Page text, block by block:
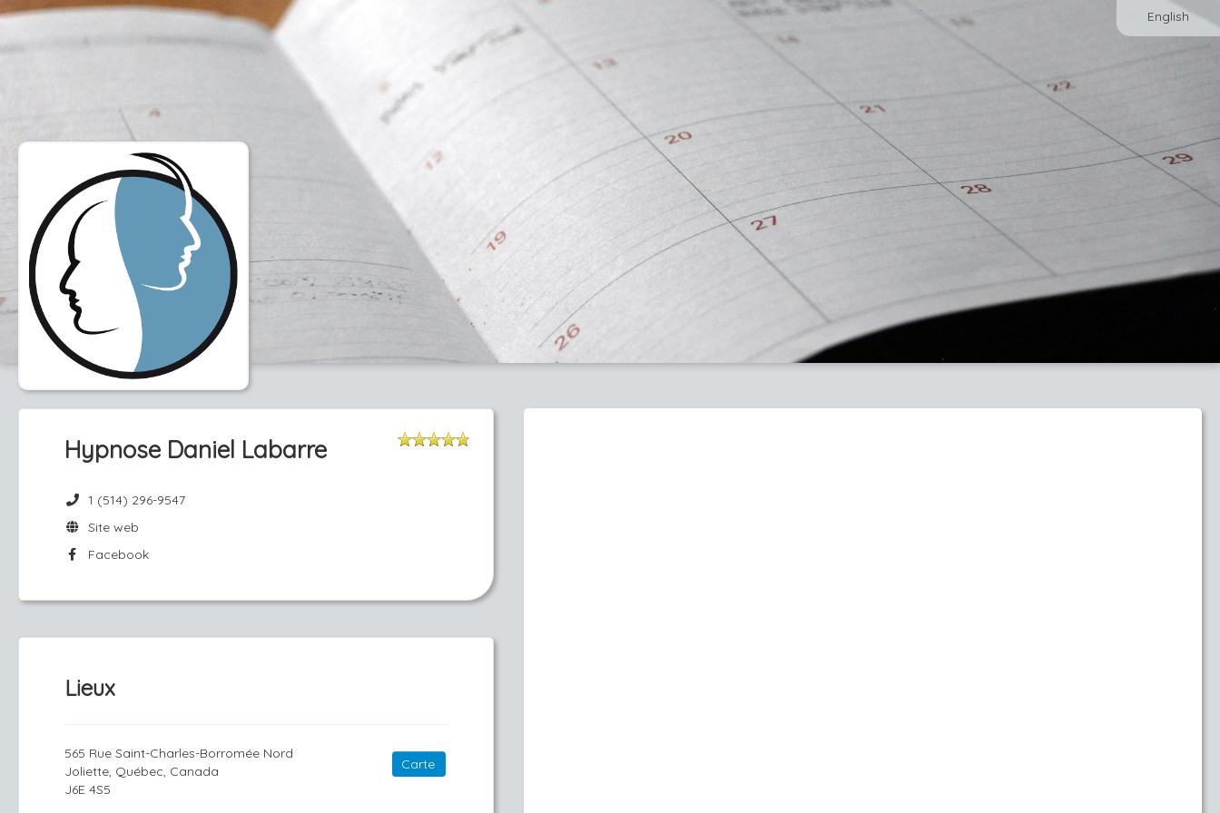
English
Hypnose Daniel Labarre
1 (514) 296-9547
Site web
Facebook
Lieux
565 Rue Saint-Charles-Borromée Nord
Joliette, Québec, Canada
J6E 4S5
Carte